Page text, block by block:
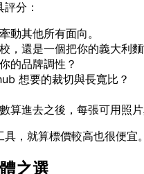
分：
其他所有面向。
還是一個把你的義大利
的品牌調性？
想要的裁切與長寬比？
進去之後，每張可用照片
，就算標價較高也很便宜
之選